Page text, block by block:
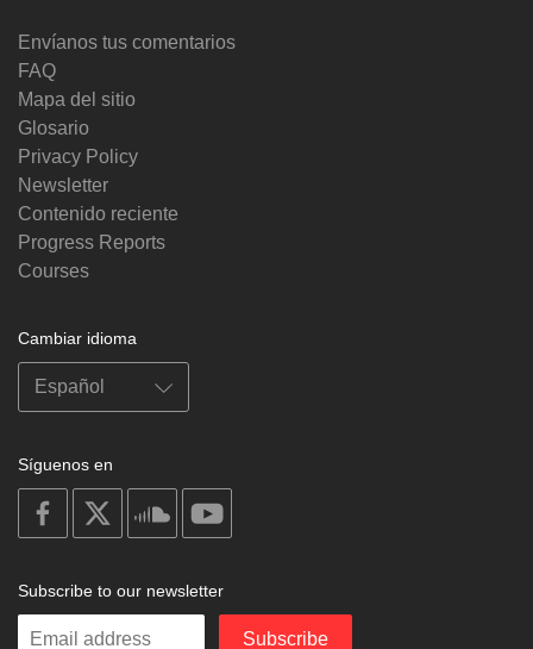
Envíanos tus comentarios
FAQ
Mapa del sitio
Glosario
Privacy Policy
Newsletter
Contenido reciente
Progress Reports
Courses
Cambiar idioma
Síguenos en
on
facebook
soundcloud
Subscribe to our newsletter
Enter
Subscribe